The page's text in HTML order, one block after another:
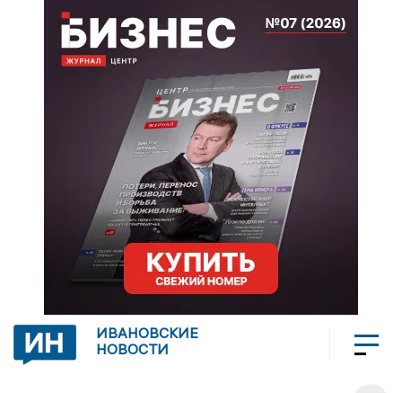
ИВАНОВСКИЕ
НОВОСТИ